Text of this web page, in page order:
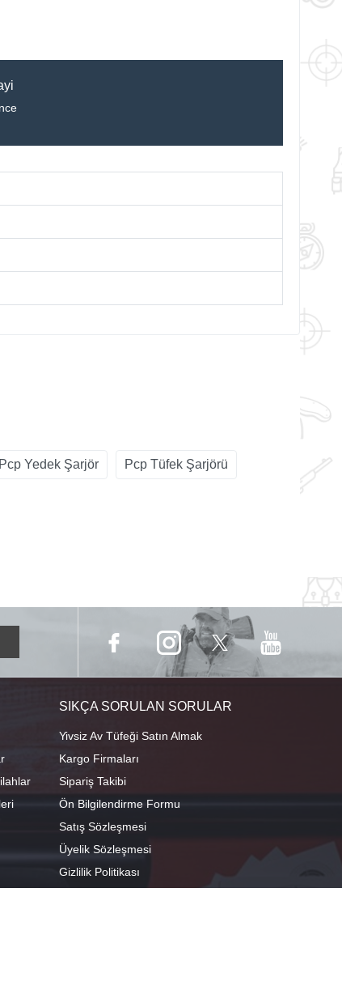
Yedek Şarjör Pcp Tüfek Şarjörü
SIKÇA SORULAN SORULAR
Yivsiz Av Tüfeği Satın Almak
Kargo Firmaları
Sipariş Takibi
Ön Bilgilendirme Formu
Satış Sözleşmesi
Üyelik Sözleşmesi
Gizlilik Politikası